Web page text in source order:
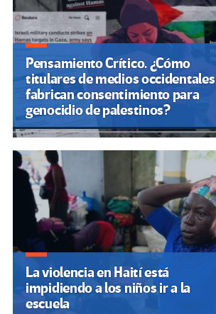
Pensamiento Crítico. ¿Cómo
titulares de medios occidentales
fabrican consentimiento para
genocidio de palestinos?
La violencia en Haití está
impidiendo a los niños ir a la
escuela